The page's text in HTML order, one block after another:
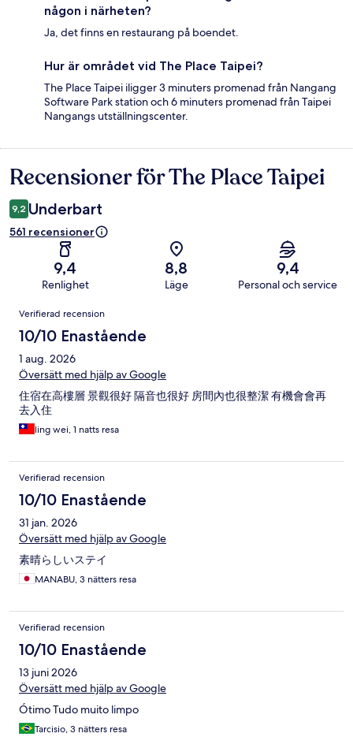
någon i närheten?
Ja, det finns en restaurang på boendet.
Hur är området vid The Place Taipei?
The Place Taipei iligger 3 minuters promenad från Nangang
Software Park station och 6 minuters promenad från Taipei
Nangangs utställningscenter.
Recensioner
Recensioner för The Place Taipei
9,2 Underbart
561 recensioner
9,4
Renlighet
8,8
Läge
9,4
Personal och service
Recensioner
Verifierad recension
10/10 Enastående
1 aug. 2026
Översätt med hjälp av Google
住宿在高樓層 景觀很好 隔音也很好 房間內也很整潔 有機會會再
去入住
ling wei, 1 natts resa
Verifierad recension
10/10 Enastående
31 jan. 2026
Översätt med hjälp av Google
素晴らしいステイ
MANABU, 3 nätters resa
Verifierad recension
10/10 Enastående
13 juni 2026
Översätt med hjälp av Google
Ótimo Tudo muito limpo
Tarcisio, 3 nätters resa